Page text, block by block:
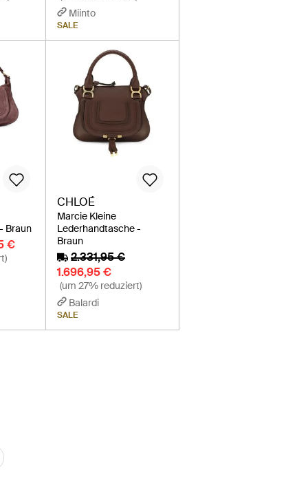
Miinto
SALE
Braun
€
CHLOÉ
Marcie Kleine
Lederhandtasche -
Braun
2.331,95 €
1.696,95 €
(um 27% reduziert)
Balardi
SALE